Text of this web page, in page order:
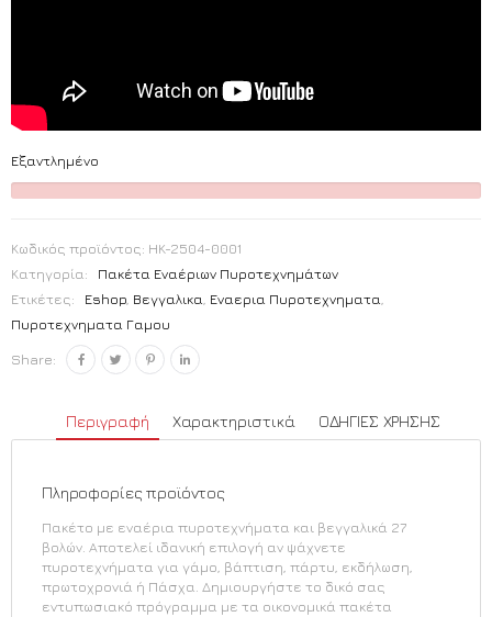
Εξαντλημένο
Κωδικός προϊόντος: HK-2504-0001
Κατηγορία:
Πακέτα Εναέριων Πυροτεχνημάτων
Ετικέτες:
Eshop, Βεγγαλικα, Εναερια Πυροτεχνηματα,
Πυροτεχνηματα Γαμου
Share:
Περιγραφή Χαρακτηριστικά ΟΔΗΓΙΕΣ ΧΡΗΣΗΣ
Πληροφορίες προϊόντος
Πακέτο με εναέρια πυροτεχνήματα και βεγγαλικά 27
βολών. Αποτελεί ιδανική επιλογή αν ψάχνετε
πυροτεχνήματα για γάμο, βάπτιση, πάρτυ, εκδήλωση,
πρωτοχρονιά ή Πάσχα. Δημιουργήστε το δικό σας
εντυπωσιακό πρόγραμμα με τα οικονομικά πακέτα